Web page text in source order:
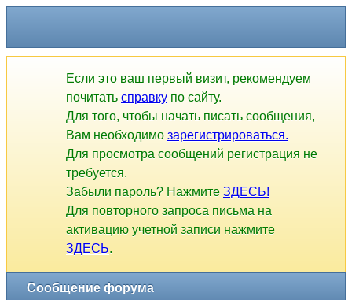
Если это ваш первый визит, рекомендуем
почитать справку по сайту.
Для того, чтобы начать писать сообщения,
Вам необходимо зарегистрироваться.
Для просмотра сообщений регистрация не
требуется.
Забыли пароль? Нажмите ЗДЕСЬ!
Для повторного запроса письма на
активацию учетной записи нажмите
ЗДЕСЬ.
Сообщение форума